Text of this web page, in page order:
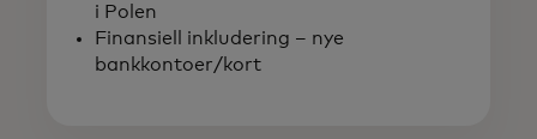
i Polen
Finansiell inkludering – nye
bankkontoer/kort